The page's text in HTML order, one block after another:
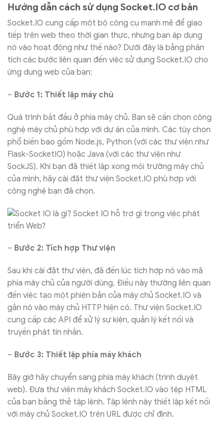
Hướng dẫn cách sử dụng Socket.IO cơ bản
Socket.IO cung cấp một bộ công cụ mạnh mẽ để giao
tiếp trên web theo thời gian thực, nhưng bạn áp dụng
nó vào hoạt động như thế nào? Dưới đây là bảng phân
tích các bước liên quan đến việc sử dụng Socket.IO cho
ứng dụng web của bạn:
– Bước 1: Thiết lập máy chủ
Quá trình bắt đầu ở phía máy chủ. Bạn sẽ cần chọn công
nghệ máy chủ phù hợp với dự án của mình. Các tùy chọn
phổ biến bao gồm Node.js, Python (với các thư viện như
Flask-SocketIO) hoặc Java (với các thư viện như
SockJS). Khi bạn đã thiết lập xong môi trường máy chủ
của mình, hãy cài đặt thư viện Socket.IO phù hợp với
công nghệ bạn đã chọn.
– Bước 2: Tích hợp Thư viện
Sau khi cài đặt thư viện, đã đến lúc tích hợp nó vào mã
phía máy chủ của người dùng. Điều này thường liên quan
đến việc tạo một phiên bản của máy chủ Socket.IO và
gắn nó vào máy chủ HTTP hiện có. Thư viện Socket.IO
cung cấp các API để xử lý sự kiện, quản lý kết nối và
truyền phát tin nhắn.
– Bước 3: Thiết lập phía máy khách
Bây giờ hãy chuyển sang phía máy khách (trình duyệt
web). Đưa thư viện máy khách Socket.IO vào tệp HTML
của bạn bằng thẻ tập lệnh. Tập lệnh này thiết lập kết nối
với máy chủ Socket.IO trên URL được chỉ định.